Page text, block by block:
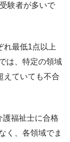
験者が多いで
れ最低1点以上
は、特定の領域
えていても不合
護福祉士に合格
く、各領域でま